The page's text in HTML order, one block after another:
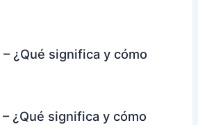
¿Qué significa y cómo
¿Qué significa y cómo